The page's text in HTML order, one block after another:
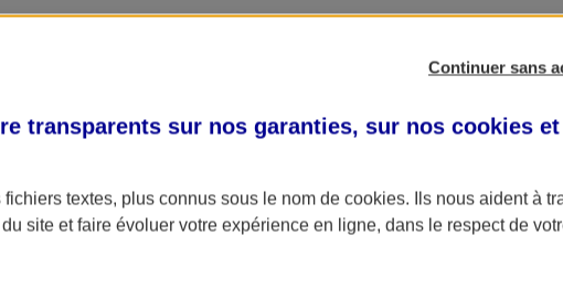
Continuer sans
transparents sur nos garanties, sur nos cookies et
textes, plus connus sous le nom de cookies. Ils nous aident à
site et faire évoluer votre expérience en ligne, dans le respect de